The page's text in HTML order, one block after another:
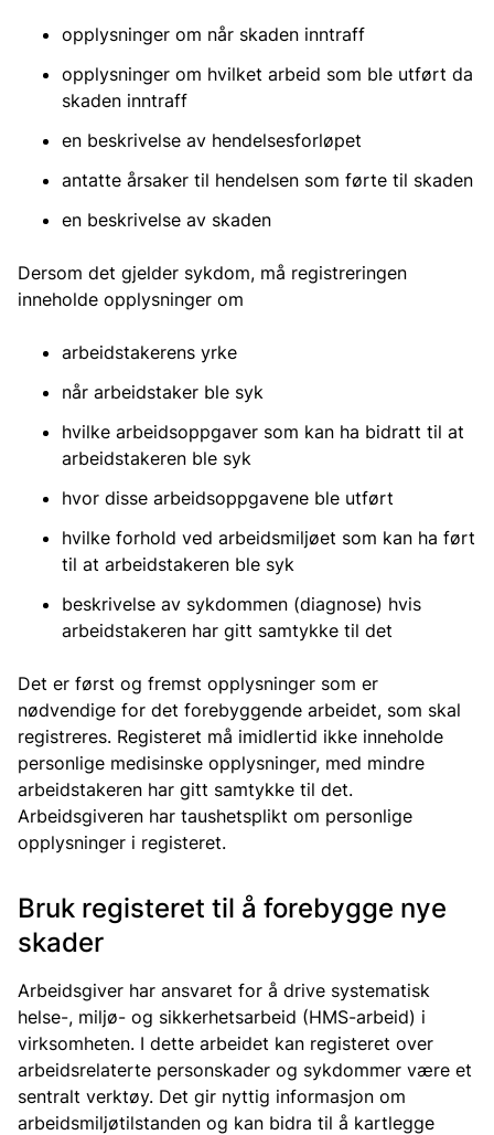
opplysninger om når skaden inntraff
opplysninger om hvilket arbeid som ble utført da
skaden inntraff
en beskrivelse av hendelsesforløpet
antatte årsaker til hendelsen som førte til skaden
en beskrivelse av skaden
Dersom det gjelder sykdom, må registreringen
inneholde opplysninger om
arbeidstakerens yrke
når arbeidstaker ble syk
hvilke arbeidsoppgaver som kan ha bidratt til at
arbeidstakeren ble syk
hvor disse arbeidsoppgavene ble utført
hvilke forhold ved arbeidsmiljøet som kan ha ført
til at arbeidstakeren ble syk
beskrivelse av sykdommen (diagnose) hvis
arbeidstakeren har gitt samtykke til det
Det er først og fremst opplysninger som er
nødvendige for det forebyggende arbeidet, som skal
registreres. Registeret må imidlertid ikke inneholde
personlige medisinske opplysninger, med mindre
arbeidstakeren har gitt samtykke til det.
Arbeidsgiveren har taushetsplikt om personlige
opplysninger i registeret.
Bruk registeret til å forebygge nye
skader
Arbeidsgiver har ansvaret for å drive systematisk
helse-, miljø- og sikkerhetsarbeid (HMS-arbeid) i
virksomheten. I dette arbeidet kan registeret over
arbeidsrelaterte personskader og sykdommer være et
sentralt verktøy. Det gir nyttig informasjon om
arbeidsmiljøtilstanden og kan bidra til å kartlegge